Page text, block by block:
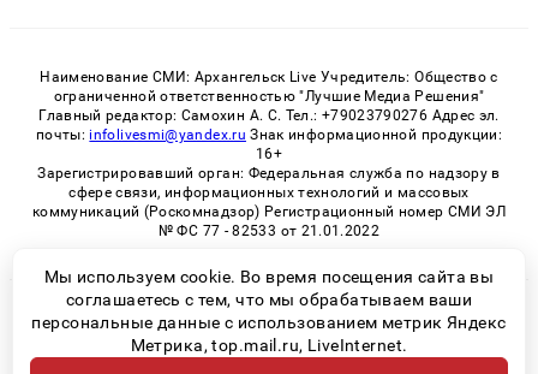
Наименование СМИ: Архангельск Live Учредитель: Общество с
ограниченной ответственностью "Лучшие Медиа Решения"
Главный редактор: Самохин А. С. Тел.: +79023790276 Адрес эл.
почты: infolivesmi@yandex.ru Знак информационной продукции:
16+
Зарегистрировавший орган: Федеральная служба по надзору в
сфере связи, информационных технологий и массовых
коммуникаций (Роскомнадзор) Регистрационный номер СМИ ЭЛ
№ ФС 77 - 82533 от 21.01.2022
© 2026 «Архангельск Live» | Все права защищены
Возрастная категория сайта 16+
Мы используем cookie. Во время посещения сайта вы
соглашаетесь с тем, что мы обрабатываем ваши
персональные данные с использованием метрик Яндекс
Метрика, top.mail.ru, LiveInternet.